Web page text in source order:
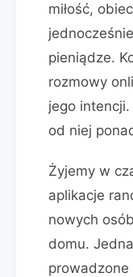
miłość,
pieniądze.
rozmowy
jego intencji.
od niej
Żyjemy w
aplikacje
nowych
domu.